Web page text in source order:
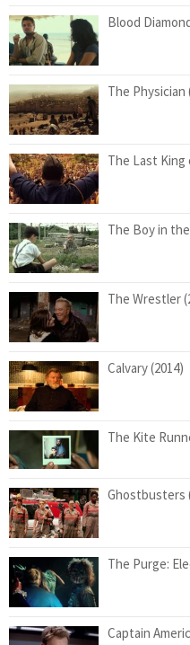
Blood
The Physician
The Last King
The Boy in
The Wrestler
Calvary (2014)
The Kite
Ghostbusters
The Purge:
Captain